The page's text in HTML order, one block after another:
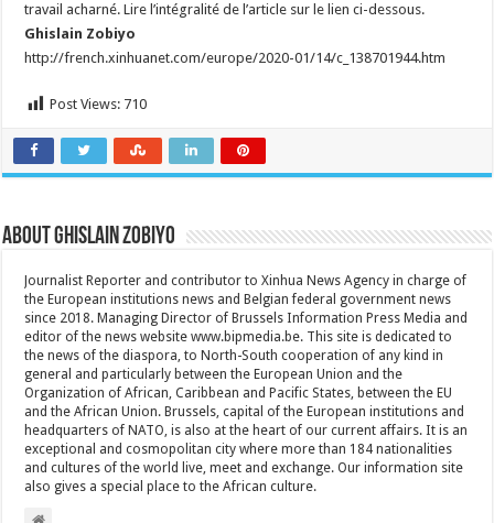
prolongée
janvier
travail acharné. Lire l’intégralité de l’article sur le lien ci-dessous.
Ghislain Zobiyo
http://french.xinhuanet.com/europe/2020-01/14/c_138701944.htm
Post Views: 710
About Ghislain Zobiyo
Journalist Reporter and contributor to Xinhua News Agency in charge of
the European institutions news and Belgian federal government news
since 2018. Managing Director of Brussels Information Press Media and
editor of the news website www.bipmedia.be. This site is dedicated to
the news of the diaspora, to North-South cooperation of any kind in
general and particularly between the European Union and the
Organization of African, Caribbean and Pacific States, between the EU
and the African Union. Brussels, capital of the European institutions and
headquarters of NATO, is also at the heart of our current affairs. It is an
exceptional and cosmopolitan city where more than 184 nationalities
and cultures of the world live, meet and exchange. Our information site
also gives a special place to the African culture.